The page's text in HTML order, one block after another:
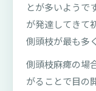
とが多いようで
が発達してきて
側頭枝が最も多
側頭枝麻痺の場
がることで目の